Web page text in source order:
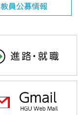
教員公募情報